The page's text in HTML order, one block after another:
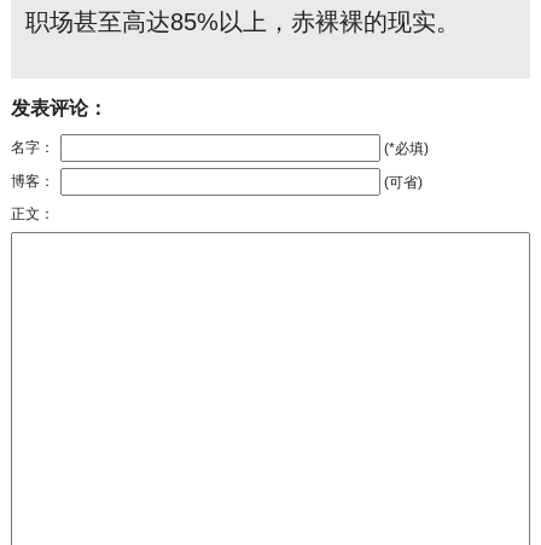
职场甚至高达85%以上，赤裸裸的现实。
发表评论：
名字：
(*必填)
博客：
(可省)
正文：